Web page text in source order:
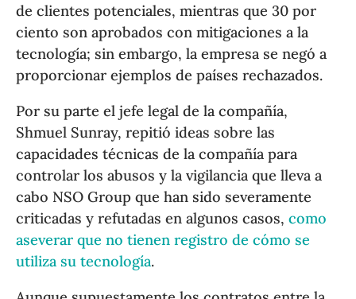
de clientes potenciales, mientras que 30 por
ciento son aprobados con mitigaciones a la
tecnología; sin embargo, la empresa se negó a
proporcionar ejemplos de países rechazados.
Por su parte el jefe legal de la compañía,
Shmuel Sunray, repitió ideas sobre las
capacidades técnicas de la compañía para
controlar los abusos y la vigilancia que lleva a
cabo NSO Group que han sido severamente
criticadas y refutadas en algunos casos,como
aseverar que no tienen registro de cómo se
utiliza su tecnología.